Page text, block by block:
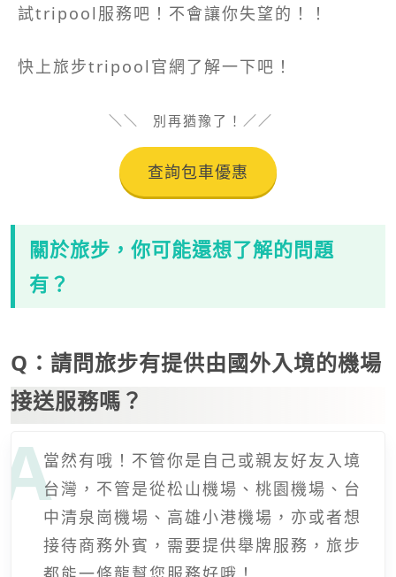
試tripool服務吧！不會讓你失望的！！
快上旅步tripool官網了解一下吧！
別再猶豫了！
查詢包車優惠
關於旅步，你可能還想了解的問題
有？
Q：請問旅步有提供由國外入境的機場
接送服務嗎？
當然有哦！不管你是自己或親友好友入境
台灣，不管是從松山機場、桃園機場、台
中清泉崗機場、高雄小港機場，亦或者想
接待商務外賓，需要提供舉牌服務，旅步